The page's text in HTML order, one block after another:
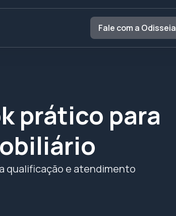
Fale com a Odisseia
prático para
qualificação e atendimento